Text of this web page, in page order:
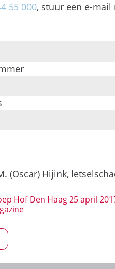
55 000, stuur een e-mail
(Oscar) Hijink,
Hof Den Haag 25 april